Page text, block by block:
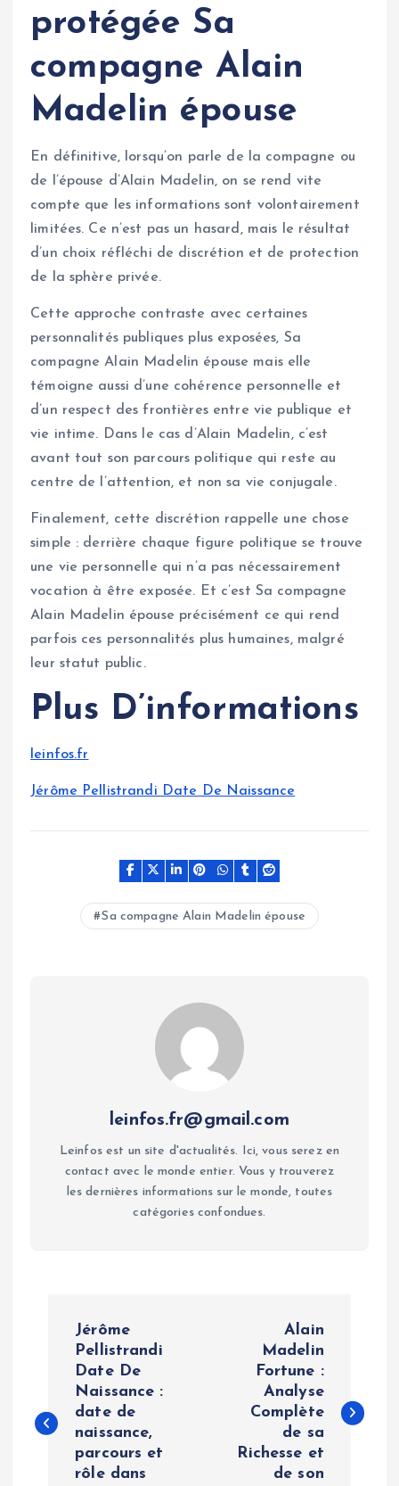
protégée Sa
compagne Alain
Madelin épouse
En définitive, lorsqu’on parle de la compagne ou
de l’épouse d’Alain Madelin, on se rend vite
compte que les informations sont volontairement
limitées. Ce n’est pas un hasard, mais le résultat
d’un choix réfléchi de discrétion et de protection
de la sphère privée.
Cette approche contraste avec certaines
personnalités publiques plus exposées, Sa
compagne Alain Madelin épouse mais elle
témoigne aussi d’une cohérence personnelle et
d’un respect des frontières entre vie publique et
vie intime. Dans le cas d’Alain Madelin, c’est
avant tout son parcours politique qui reste au
centre de l’attention, et non sa vie conjugale.
Finalement, cette discrétion rappelle une chose
simple : derrière chaque figure politique se trouve
une vie personnelle qui n’a pas nécessairement
vocation à être exposée. Et c’est Sa compagne
Alain Madelin épouse précisément ce qui rend
parfois ces personnalités plus humaines, malgré
leur statut public.
Plus D’informations
leinfos.fr
Jérôme Pellistrandi Date De Naissance
Sa compagne Alain Madelin épouse
leinfos.fr@gmail.com
Leinfos est un site d'actualités. Ici, vous serez en
contact avec le monde entier. Vous y trouverez
les dernières informations sur le monde, toutes
catégories confondues.
t
Jérôme
Pellistrandi
Date De
Naissance :
date de
naissance,
parcours et
rôle dans
Alain
Madelin
Fortune :
Analyse
Complète
de sa
Richesse et
de son